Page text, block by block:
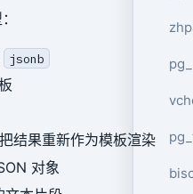
jsonb
结果重新作为模板渲染
对象